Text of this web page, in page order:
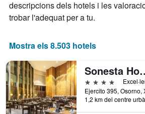
descripcions dels hotels i les
trobar l'adequat per a tu.
Mostra els 8.503 hotels
4 estrelles
Ejercito 395, Osorno,
1,2 km del centre urbà